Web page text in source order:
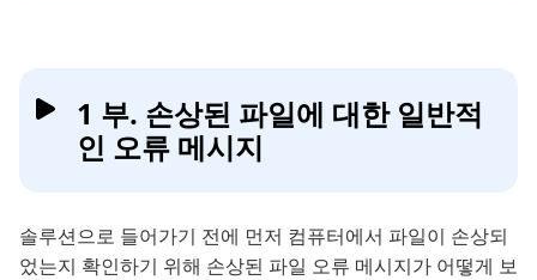
1 부. 손상된 파일에 대한 일반적
인 오류 메시지
솔루션으로 들어가기 전에 먼저 컴퓨터에서 파일이 손상되
었는지 확인하기 위해 손상된 파일 오류 메시지가 어떻게 보